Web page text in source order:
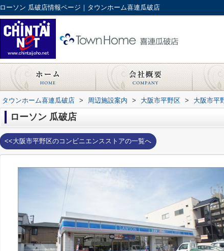
ローソン 瓜破店情報ページ｜タウンホーム喜連瓜破店
タウンホーム喜連瓜破店 > 周辺施設案内 > 大阪市平野区 > 大阪市平
ローソン 瓜破店
<<大阪市平野区のコンビニエンスストアの一覧へ